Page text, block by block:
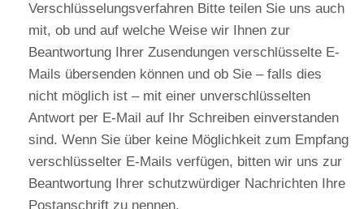
Verschlüsselungsverfahren Bitte teilen Sie uns auch
mit, ob und auf welche Weise wir Ihnen zur
Beantwortung Ihrer Zusendungen verschlüsselte E-
Mails übersenden können und ob Sie – falls dies
nicht möglich ist – mit einer unverschlüsselten
Antwort per E-Mail auf Ihr Schreiben einverstanden
sind. Wenn Sie über keine Möglichkeit zum Empfang
verschlüsselter E-Mails verfügen, bitten wir uns zur
Beantwortung Ihrer schutzwürdiger Nachrichten Ihre
Postanschrift zu nennen.